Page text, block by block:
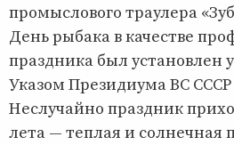
промыслового траулера
День рыбака в качестве
праздника был установлен
Указом Президиума ВС СССР
Неслучайно праздник
лета — теплая и солнечная